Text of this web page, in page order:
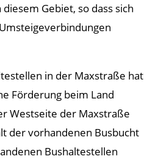
Gebiet, so dass sich
in der Maxstraße hat
Förderung beim Land
Westseite der Maxstraße
der vorhandenen Busbucht
Bushaltestellen